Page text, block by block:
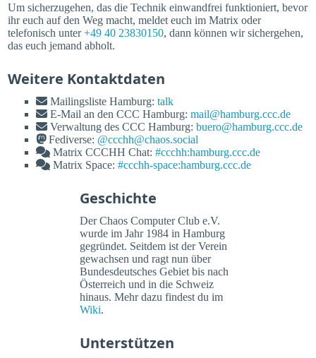
Um sicherzugehen, das die Technik einwandfrei funktioniert, bevor
ihr euch auf den Weg macht, meldet euch im Matrix oder
telefonisch unter+49 40 23830150, dann können wir sichergehen,
das euch jemand abholt.
Weitere Kontaktdaten
Mailingsliste Hamburg:talk
E-Mail an den CCC Hamburg:mail@hamburg.ccc.de
Verwaltung des CCC Hamburg:buero@hamburg.ccc.de
Fediverse: @ccchh@chaos.social
Matrix CCCHH Chat:#ccchh:hamburg.ccc.de
Matrix Space:#ccchh-space:hamburg.ccc.de
Geschichte
Der Chaos Computer Club e.V.
wurde im Jahr 1984 in Hamburg
gegründet. Seitdem ist der Verein
gewachsen und ragt nun über
Bundesdeutsches Gebiet bis nach
Österreich und in die Schweiz
hinaus. Mehr dazu findest du im
Wiki.
Unterstützen